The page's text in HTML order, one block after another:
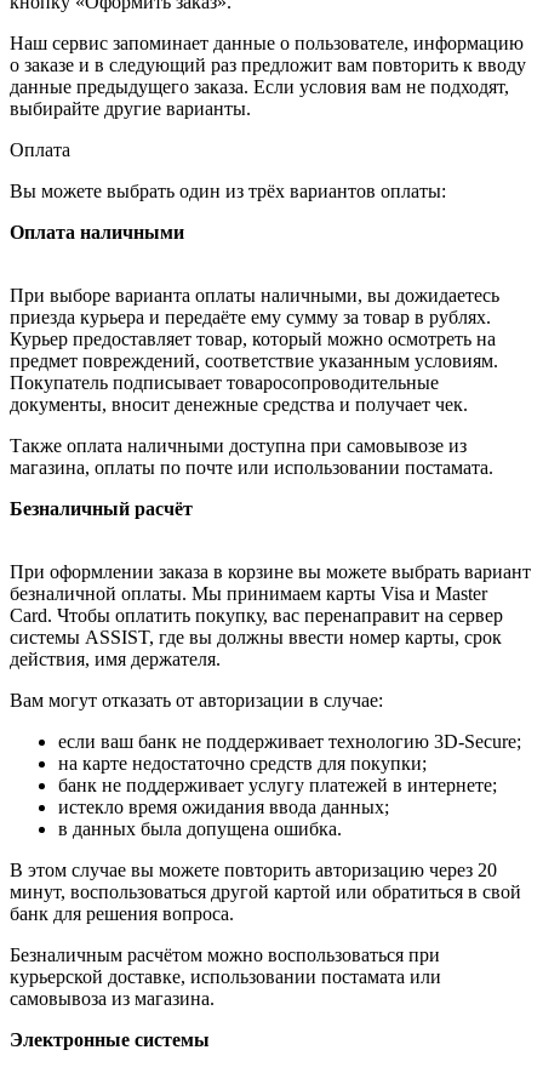
Наш сервис запоминает данные о пользователе, информацию
о заказе и в следующий раз предложит вам повторить к вводу
данные предыдущего заказа. Если условия вам не подходят,
выбирайте другие варианты.
Оплата
Вы можете выбрать один из трёх вариантов оплаты:
Оплата наличными
При выборе варианта оплаты наличными, вы дожидаетесь
приезда курьера и передаёте ему сумму за товар в рублях.
Курьер предоставляет товар, который можно осмотреть на
предмет повреждений, соответствие указанным условиям.
Покупатель подписывает товаросопроводительные
документы, вносит денежные средства и получает чек.
Также оплата наличными доступна при самовывозе из
магазина, оплаты по почте или использовании постамата.
Безналичный расчёт
При оформлении заказа в корзине вы можете выбрать вариант
безналичной оплаты. Мы принимаем карты Visa и Master
Card. Чтобы оплатить покупку, вас перенаправит на сервер
системы ASSIST, где вы должны ввести номер карты, срок
действия, имя держателя.
Вам могут отказать от авторизации в случае:
если ваш банк не поддерживает технологию 3D-Secure;
на карте недостаточно средств для покупки;
банк не поддерживает услугу платежей в интернете;
истекло время ожидания ввода данных;
в данных была допущена ошибка.
В этом случае вы можете повторить авторизацию через 20
минут, воспользоваться другой картой или обратиться в свой
банк для решения вопроса.
Безналичным расчётом можно воспользоваться при
курьерской доставке, использовании постамата или
самовывоза из магазина.
Электронные системы